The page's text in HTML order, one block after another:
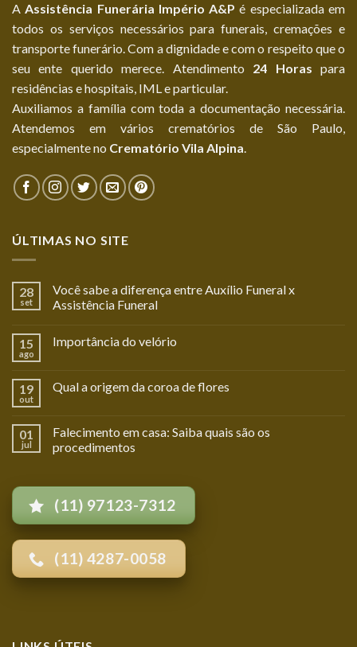
AAssistência Funerária Império A&P é especializada em
todos os serviços necessários para funerais, cremações e
transporte funerário. Com a dignidade e com o respeito que o
seu ente querido merece. Atendimento 24 Horas para
residências e hospitais, IML e particular.
Auxiliamos a família com toda a documentação necessária.
Atendemos em vários crematórios de São Paulo,
especialmente no Crematório Vila Alpina.
ÚLTIMAS NO SITE
28
set
Você sabe a diferença entre Auxílio Funeral x
Assistência Funeral
15
ago
Importância do velório
19
out
Qual a origem da coroa de flores
01
jul
Falecimento em casa: Saiba quais são os
procedimentos
(11) 97123-7312
(11) 4287-0058